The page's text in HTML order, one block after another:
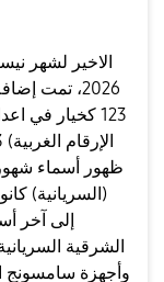
2026، تمت
123 كخيار في اعدادات
الإرقام الغربية) 123 كخيار في اعدادات
ظهور أسماء شهور
(السريانية)
إلى آخر
الشرقية
وأجهزة سامسونج